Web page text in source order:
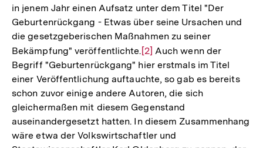
in jenem Jahr einen Aufsatz unter dem Titel "Der
Geburtenrückgang - Etwas über seine Ursachen und
die gesetzgeberischen Maßnahmen zu seiner
Bekämpfung" veröffentlichte. Zur
Auflösung
der
Fußnote
[2] Auch wenn der
Begriff "Geburtenrückgang" hier erstmals im Titel
einer Veröffentlichung auftauchte, so gab es bereits
schon zuvor einige andere Autoren, die sich
gleichermaßen mit diesem Gegenstand
auseinandergesetzt hatten. In diesem Zusammenhang
wäre etwa der Volkswirtschaftler und